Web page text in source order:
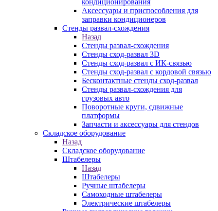
кондиционирования
Аксессуары и приспособления для
заправки кондиционеров
Стенды развал-схождения
Назад
Стенды развал-схождения
Стенды сход-развал 3D
Стенды сход-развал с ИК-связью
Стенды сход-развал с кордовой связью
Бесконтактные стенды сход-развал
Стенды развал-схождения для
грузовых авто
Поворотные круги, сдвижные
платформы
Запчасти и аксессуары для стендов
Складское оборудование
Назад
Складское оборудование
Штабелеры
Назад
Штабелеры
Ручные штабелеры
Самоходные штабелеры
Электрические штабелеры